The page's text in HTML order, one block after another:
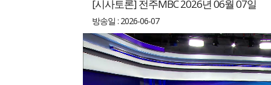
[시사토론] 전주MBC 2026년 06월 07일
방송일 : 2026-06-07